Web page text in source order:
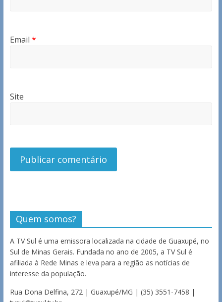
Email *
Site
Quem somos?
A TV Sul é uma emissora localizada na cidade de Guaxupé, no
Sul de Minas Gerais. Fundada no ano de 2005, a TV Sul é
afiliada à Rede Minas e leva para a região as notícias de
interesse da população.
Rua Dona Delfina, 272 | Guaxupé/MG | (35) 3551-7458 |